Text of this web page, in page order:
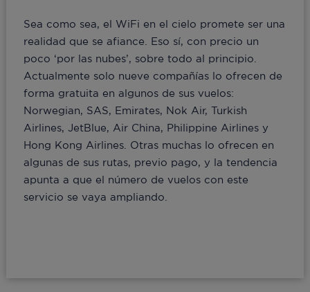
Sea como sea, el WiFi en el cielo promete ser una
realidad que se afiance. Eso sí, con precio un
poco ‘por las nubes’, sobre todo al principio.
Actualmente solo nueve compañías lo ofrecen de
forma gratuita en algunos de sus vuelos:
Norwegian, SAS, Emirates, Nok Air, Turkish
Airlines, JetBlue, Air China, Philippine Airlines y
Hong Kong Airlines. Otras muchas lo ofrecen en
algunas de sus rutas, previo pago, y la tendencia
apunta a que el número de vuelos con este
servicio se vaya ampliando.